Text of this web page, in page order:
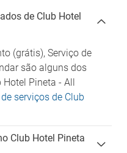
de Club Hotel
(grátis), Serviço de
são alguns dos
Hotel Pineta - All
serviços de Club
Club Hotel Pineta